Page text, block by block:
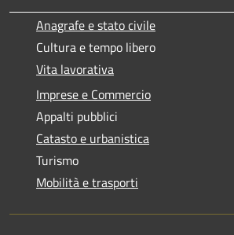
Anagrafe e stato civile
Cultura e tempo libero
Vita lavorativa
Imprese e Commercio
Appalti pubblici
Catasto e urbanistica
Turismo
Mobilità e trasporti